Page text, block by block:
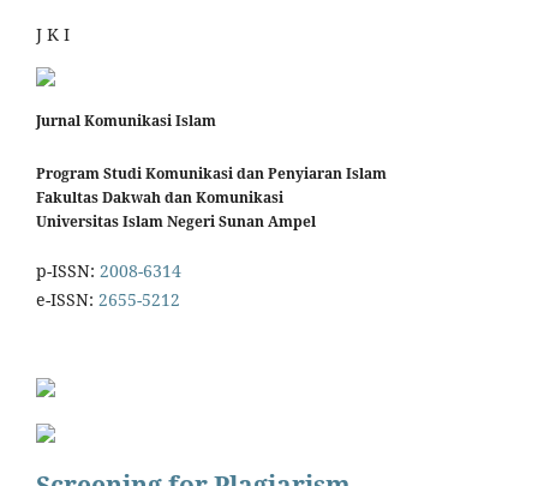
J K I
Jurnal Komunikasi Islam
Program Studi Komunikasi dan Penyiaran Islam
Fakultas Dakwah dan Komunikasi
Universitas Islam Negeri Sunan Ampel
p-ISSN: 2008-6314
e-ISSN: 2655-5212